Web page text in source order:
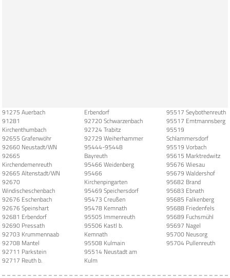
91275 Auerbach
91281
Kirchenthumbach
92655 Grafenwöhr
92660 Neustadt/WN
92665
Kirchendemenreuth
92665 Altenstadt/WN
92670
Windischeschenbach
92676 Eschenbach
92676 Speinshart
92681 Erbendorf
92690 Pressath
92703 Krummennaab
92708 Mantel
92711 Parkstein
92717 Reuth b.
Erbendorf
92720 Schwarzenbach
92724 Trabitz
92729 Weiherhammer
95444-95448
Bayreuth
95466 Weidenberg
95466
Kirchenpingarten
95469 Speichersdorf
95473 Creußen
95478 Kemnath
95505 Immenreuth
95506 Kastl b.
Kemnath
95508 Kulmain
95514 Neustadt am
Kulm
95517 Seybothenreuth
95517 Emtmannsberg
95519
Schlammersdorf
95519 Vorbach
95615 Marktredwitz
95676 Wiesau
95679 Waldershof
95682 Brand
95683 Ebnath
95685 Falkenberg
95688 Friedenfels
95689 Fuchsmühl
95697 Nagel
95700 Neusorg
95704 Pullenreuth